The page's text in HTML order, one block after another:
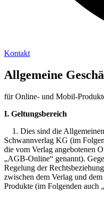
Kontakt
Allgemeine
für Online- und Mobil-
I. Geltungsbereich
1. Dies sind die
Schwannverlag KG (im
die vom Verlag angebotenen
„AGB-Online“ genannt).
Regelung der
zwischen dem Verlag und
Produkte (im Folgenden auch